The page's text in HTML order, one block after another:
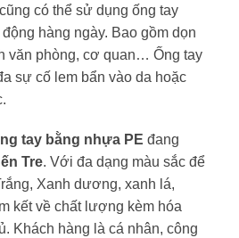
có thể sử dụng ống tay
hàng ngày. Bao gồm dọn
văn phòng, cơ quan… Ống tay
sự cố lem bẩn vào da hoặc
tay bằng nhựa PE đang
Tre. Với đa dạng màu sắc để
Xanh dương, xanh lá,
kết về chất lượng kèm hóa
Khách hàng là cá nhân, công